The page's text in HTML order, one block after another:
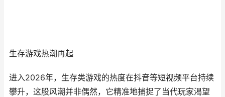
生存游戏热潮再起
进入2026年，生存类游戏的热度在抖音等短视频平台持续
攀升，这股风潮并非偶然，它精准地捕捉了当代玩家渴望